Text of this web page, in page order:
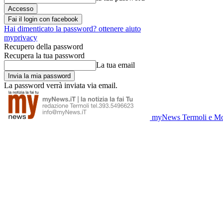
Fai il login con facebook
Hai dimenticato la password? ottenere aiuto
myprivacy
Recupero della password
Recupera la tua password
La tua email
La password verrà inviata via email.
myNews Termoli e